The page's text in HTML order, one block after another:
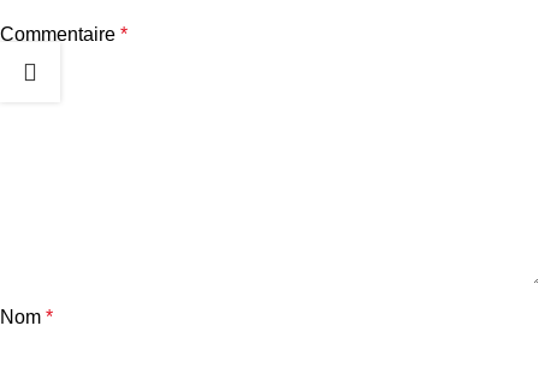
Commentaire *
Nom *